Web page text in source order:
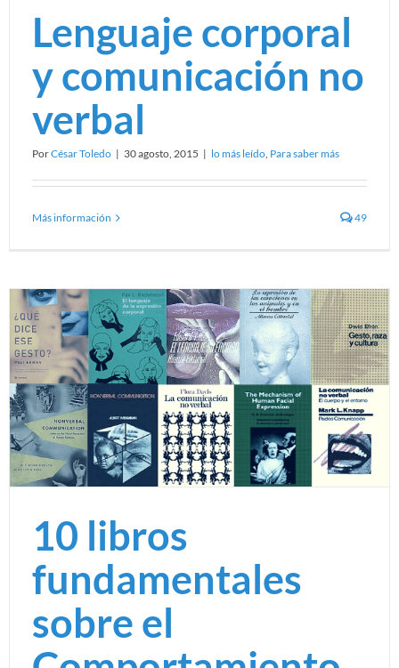
Lenguaje corporal
y comunicación no
verbal
PorCésar Toledo | 30 agosto, 2015 | lo más leído, Para saber más
Más información 49
10 libros
fundamentales
sobre el